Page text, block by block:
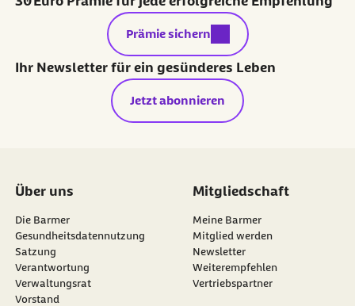
externer Link:
Prämie sichern
Ihr Newsletter für ein gesünderes Leben
Jetzt abonnieren
Über uns
Die Barmer
Gesundheitsdatennutzung
Satzung
Verantwortung
Verwaltungsrat
Vorstand
Mitgliedschaft
Meine Barmer
Mitglied werden
Newsletter
externer Link:
Weiterempfehlen
Vertriebspartner